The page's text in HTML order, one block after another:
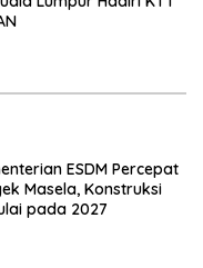
ESDM Percepat
Masela, Konstruksi
pada 2027